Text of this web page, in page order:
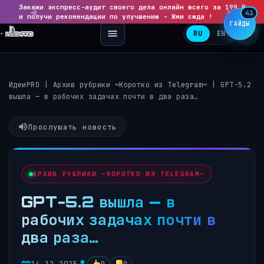
◀
Закажи экспресс-аудит своего дела онлайн всего за 199 ₽
и получи рекомендации по улучшению - Жми сюда !
▶
RU EN
ИдеиPRO Архив рубрики ~Коротко из Telegram~
GPT-5.2
вышла — в рабочих задачах почти в два раза…
Прослушать новость
АРХИВ РУБРИКИ ~КОРОТКО ИЗ TELEGRAM~
GPT-5.2 вышла — в
рабочих задачах почти в
два раза…
ГАЙДЫ
43